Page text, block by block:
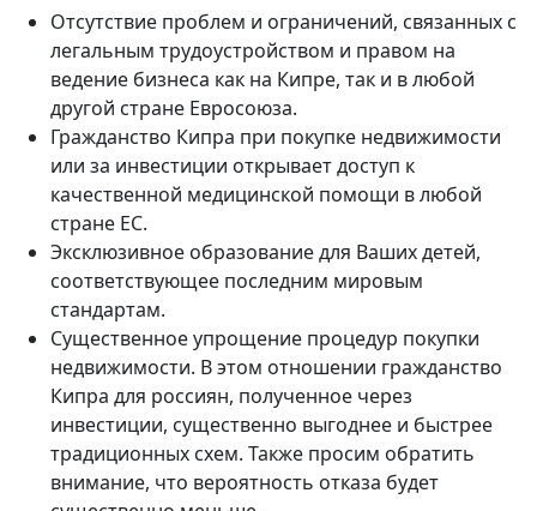
Отсутствие проблем и ограничений, связанных с
легальным трудоустройством и правом на
ведение бизнеса как на Кипре, так и в любой
другой стране Евросоюза.
Гражданство Кипра при покупке недвижимости
или за инвестиции открывает доступ к
качественной медицинской помощи в любой
стране ЕС.
Эксклюзивное образование для Ваших детей,
соответствующее последним мировым
стандартам.
Существенное упрощение процедур покупки
недвижимости. В этом отношении гражданство
Кипра для россиян, полученное через
инвестиции, существенно выгоднее и быстрее
традиционных схем. Также просим обратить
внимание, что вероятность отказа будет